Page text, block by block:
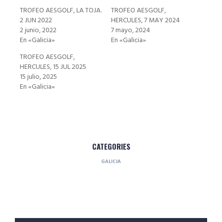
TROFEO AESGOLF, LA TOJA.
2 JUN 2022
2 junio, 2022
En «Galicia»
TROFEO AESGOLF,
HERCULES, 7 MAY 2024
7 mayo, 2024
En «Galicia»
TROFEO AESGOLF,
HERCULES, 15 JUL 2025
15 julio, 2025
En «Galicia»
CATEGORIES
GALICIA